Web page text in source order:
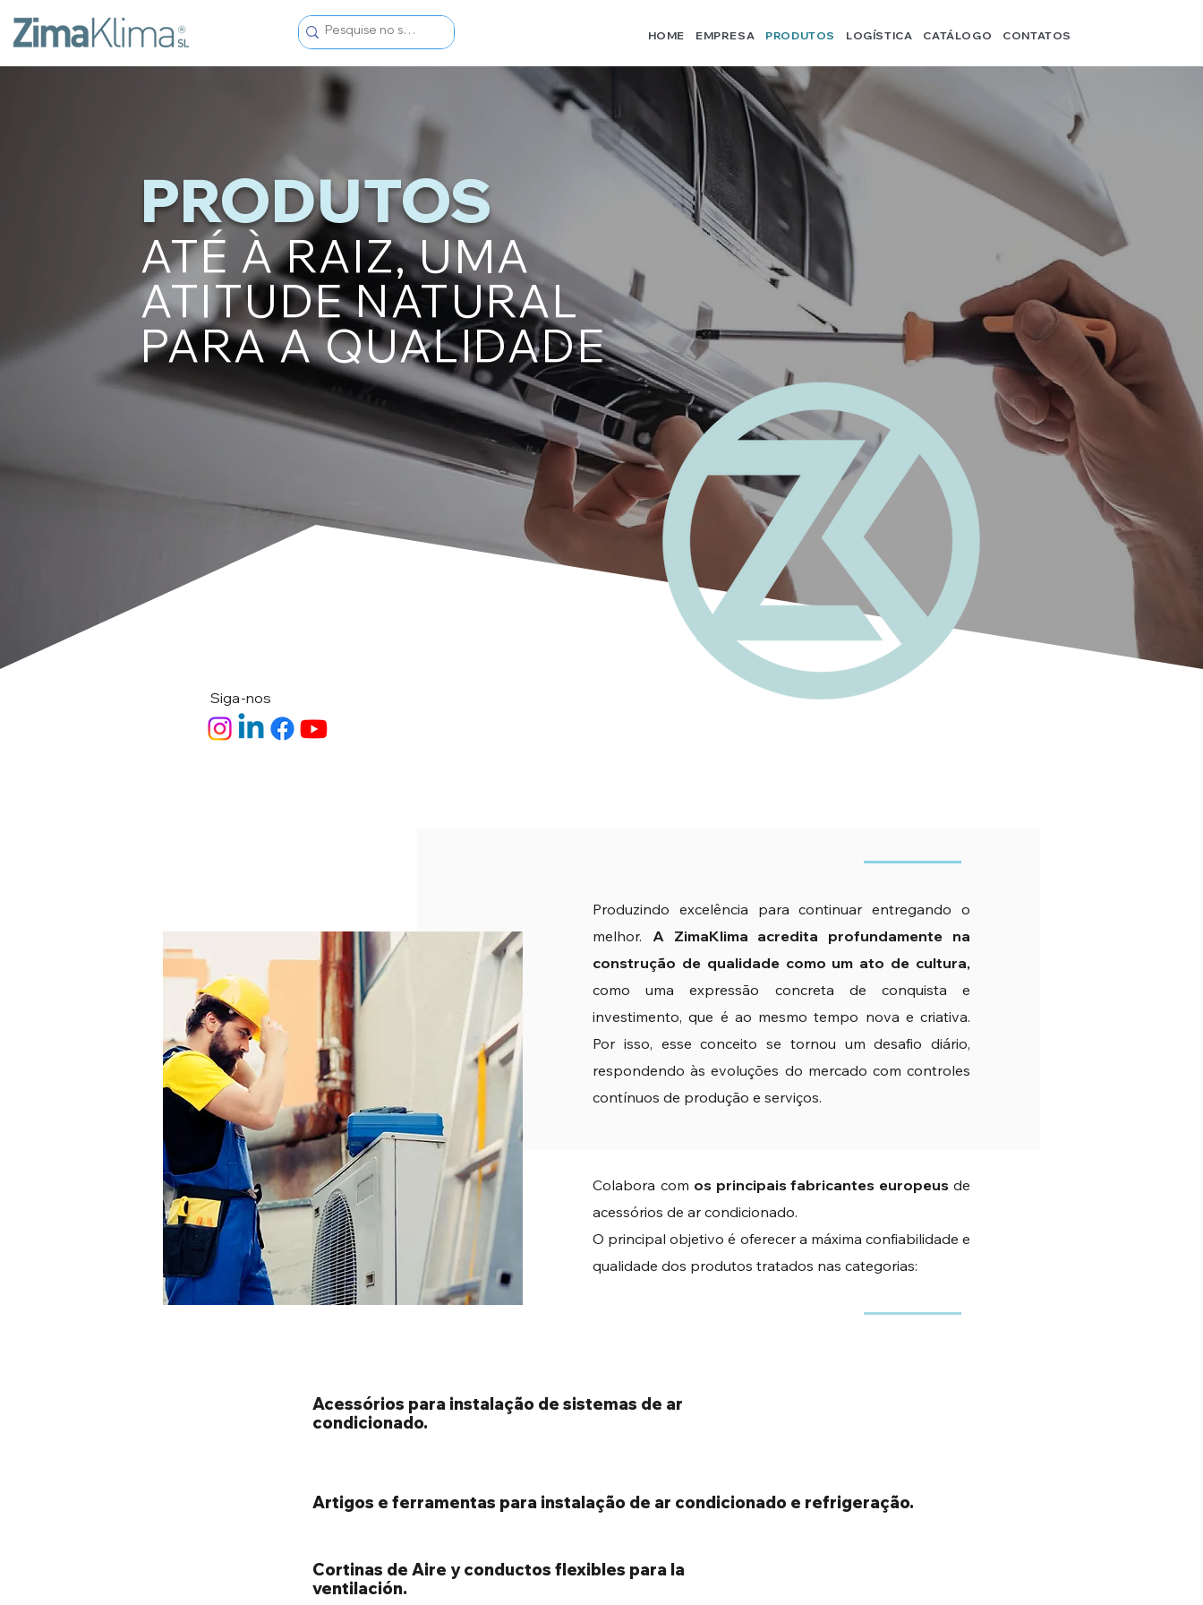
HOME EMPRESA PRODUTOS LOGÍSTICA CATÁLOGO CONTATOS
PRODUTOS
ATÉ À RAIZ, UMA
ATITUDE NATURAL
PARA A QUALIDADE
Siga-nos
Produzindo excelência para continuar entregando o
melhor. A ZimaKlima acredita profundamente na
construção de qualidade como um ato de cultura,
como uma expressão concreta de conquista e
investimento, que é ao mesmo tempo nova e criativa.
Por isso, esse conceito se tornou um desafio diário,
respondendo às evoluções do mercado com controles
contínuos de produção e serviços.
Colabora com os principais fabricantes europeusde
acessórios de ar condicionado.
O principal objetivo é oferecer a máxima confiabilidade e
qualidade dos produtos tratados nas categorias:
Acessórios para instalação de sistemas de ar
condicionado.
Artigos e ferramentas para instalação de ar condicionado e refrigeração.
Cortinas de Aire y conductos flexibles para la
ventilación.